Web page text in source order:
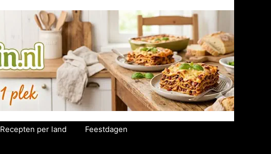
Recepten per land Feestdagen